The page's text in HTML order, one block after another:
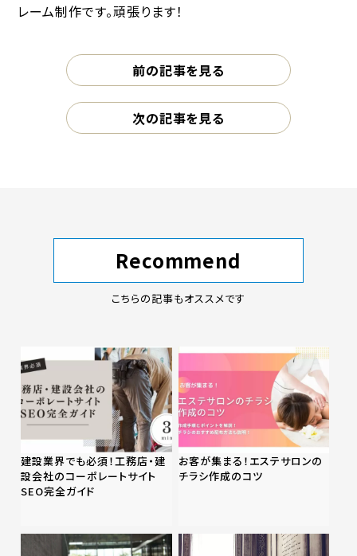
レーム制作です。頑張ります！
前の記事を見る
次の記事を見る
Recommend
こちらの記事もオススメです
建設業界でも必須！工務店・建
設会社のコーポレートサイト
SEO完全ガイド
お客が集まる！エステサロンの
チラシ作成のコツ